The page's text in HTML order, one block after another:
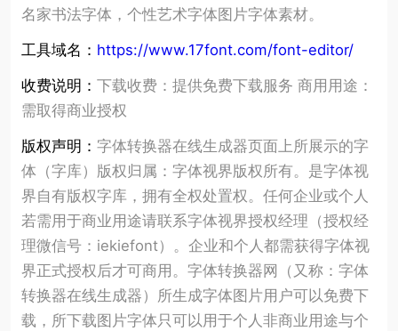
名家书法字体，个性艺术字体图片字体素材。
工具域名： https://www.17font.com/font-editor/
收费说明： 下载收费：提供免费下载服务 商用用途：
需取得商业授权
版权声明： 字体转换器在线生成器页面上所展示的字
体（字库）版权归属：字体视界版权所有。是字体视
界自有版权字库，拥有全权处置权。任何企业或个人
若需用于商业用途请联系字体视界授权经理（授权经
理微信号：iekiefont）。企业和个人都需获得字体视
界正式授权后才可商用。字体转换器网（又称：字体
转换器在线生成器）所生成字体图片用户可以免费下
载，所下载图片字体只可以用于个人非商业用途与个